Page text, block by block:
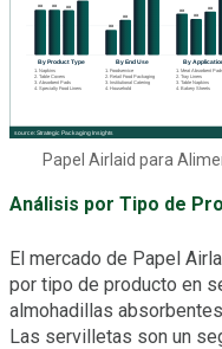
Papel Airlaid para
Análisis por Tipo de
El mercado de Papel
por tipo de producto en
almohadillas
Las servilletas son un